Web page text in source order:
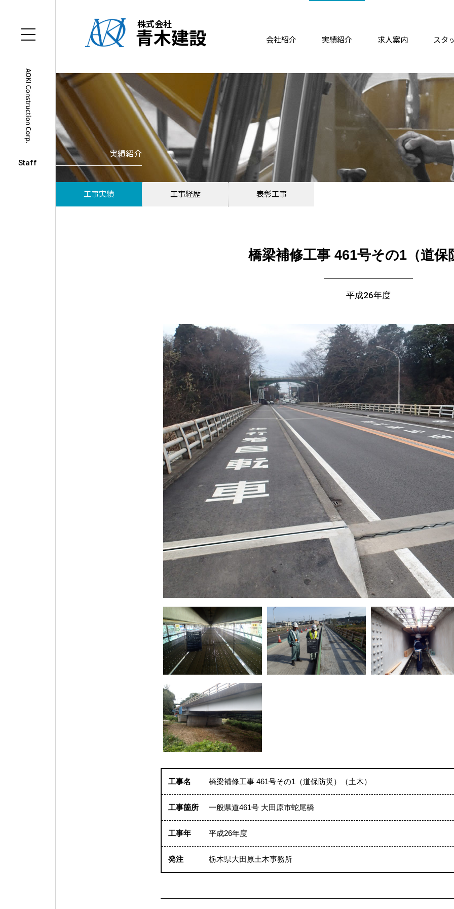
株式会社
青木建設 会社紹介 実績紹介 求人案内 スタ
Staff
実績紹介
工事実績 工事経歴 表彰工事
橋梁補修工事 461号その1（道保
平成26年度
工事名 橋梁補修工事 461号その1（道保防災）（土木）
工事箇所 一般県道461号 大田原市蛇尾橋
工事年 平成26年度
発注 栃木県大田原土木事務所